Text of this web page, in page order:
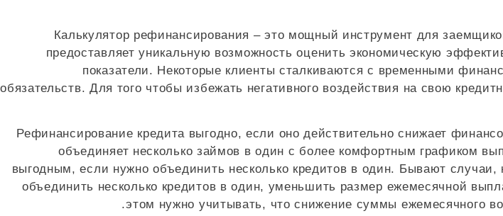
Калькулятор рефинансирования – это мощный инструмент для
предоставляет уникальную возможность оценить экономическую
показатели. Некоторые клиенты сталкиваются с временными
обязательств. Для того чтобы избежать негативного воздействия на свою
Рефинансирование кредита выгодно, если оно действительно снижает
объединяет несколько займов в один с более комфортным графиком
выгодным, если нужно объединить несколько кредитов в один. Бывают
объединить несколько кредитов в один, уменьшить размер ежемесячной
этом нужно учитывать, что снижение суммы ежемесячного